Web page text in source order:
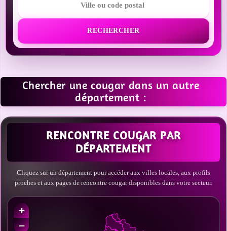
RECHERCHER
Chercher une cougar dans un autre
département :
RENCONTRE COUGAR PAR
DÉPARTEMENT
Cliquez sur un département pour accéder aux villes locales, aux profils
proches et aux pages de rencontre cougar disponibles dans votre secteur.
+
−